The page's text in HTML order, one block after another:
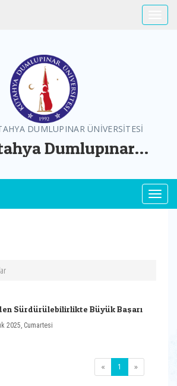
DUMLUPINAR ÜNİVERSİTESİ
Dumlupınar
Sürdürülebilirlikte Büyük Başarı
2025, Cumartesi
« 1 (current)
»